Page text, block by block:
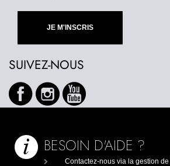
SUIVEZ-NOUS
BESOIN D'AIDE ?
Contactez-nous via la gestion